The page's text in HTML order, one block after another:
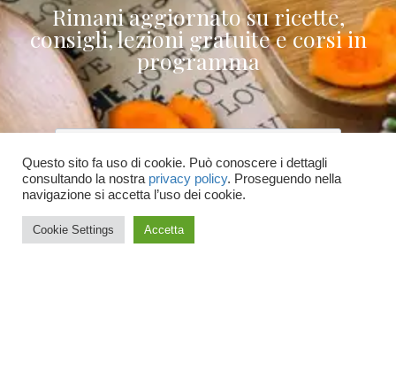
Rimani aggiornato su ricette,
consigli, lezioni gratuite e corsi in
programma
Accetto le condizioni generali e di ricevere
Questo sito fa uso di cookie. Può conoscere i dettagli
consultando la nostra privacy policy. Proseguendo nella
navigazione si accetta l’uso dei cookie.
Cookie Settings Accetta